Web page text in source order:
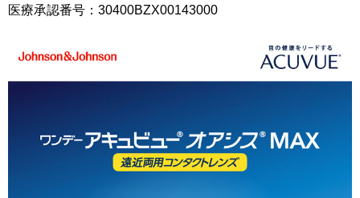
医療承認番号：30400BZX00143000